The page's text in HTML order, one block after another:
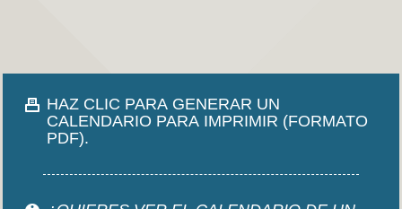
HAZ CLIC PARA GENERAR UN
CALENDARIO PARA IMPRIMIR (FORMATO
PDF).